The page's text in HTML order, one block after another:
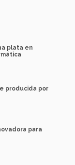
plata en
producida por
para